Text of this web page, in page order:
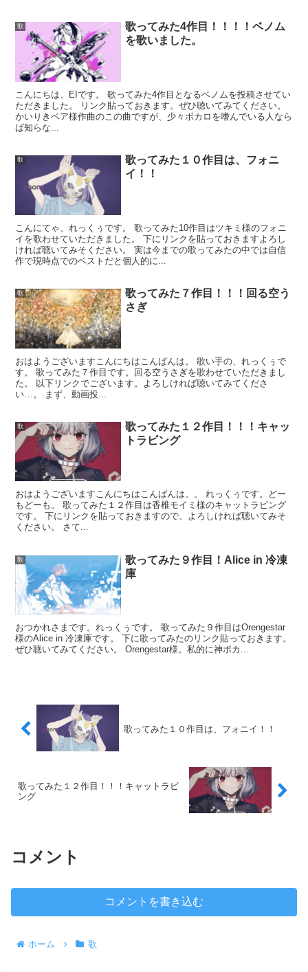
歌
歌ってみた4作目！！！！ベノム
を歌いました。
こんにちは、EIです。 歌ってみた4作目となるベノムを投稿させてい
ただきました。 リンク貼っておきます。ぜひ聴いてみてください。
かいりきベア様作曲のこの曲ですが、少々ボカロを嗜んでいる人なら
ば知らな...
歌
歌ってみた１０作目は、フォニ
イ！！
こんにてゃ、れっくぅです。 歌ってみた10作目はツキミ様のフォニ
イを歌わせていただきました。 下にリンクを貼っておきますよろし
ければ聴いてみそください。 実は今までの歌ってみたの中では自信
作で現時点でのベストだと個人的に...
歌
歌ってみた７作目！！！回る空う
さぎ
おはようございますこんにちはこんばんは。 歌い手の、れっくぅで
す。 歌ってみた７作目です。回る空うさぎを歌わせていただきまし
た。 以下リンクでございます。よろしければ聴いてみてくださ
い…。 まず、動画投...
歌
歌ってみた１２作目！！！キャッ
トラビング
おはようございますこんにちはこんばんは。。 れっくぅです。どー
もどーも。 歌ってみた１２作目は香椎モイミ様のキャットラビング
です。 下にリンクを貼っておきますので、よろしければ聴いてみそ
ください。 さて...
歌
歌ってみた９作目！Alice in 冷凍
庫
おつかれさまです。れっくぅです。 歌ってみた９作目はOrengestar
様のAlice in 冷凍庫です。 下に歌ってみたのリンク貼っておきます。
ぜひ聴いてみてください。 Orengestar様。私的に神ボカ...
歌ってみた１０作目は、フォニイ！！
歌ってみた１２作目！！！キャットラビ
ング
コメント
コメントを書き込む
ホーム 歌